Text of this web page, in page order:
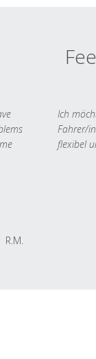
R.M.
Ich
Fahrer/
flexibel